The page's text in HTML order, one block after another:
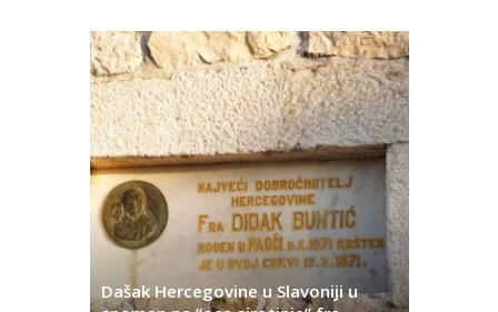
Dašak Hercegovine u Slavoniji u